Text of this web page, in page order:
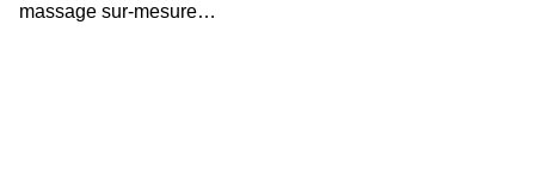
massage sur-mesure…